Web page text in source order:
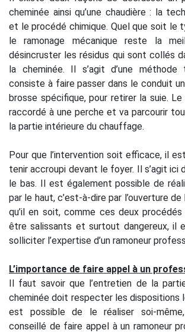
cheminée ainsi qu’une chaudière : la
et le procédé chimique. Quel que soit le
le ramonage mécanique reste la
désincruster les résidus qui sont collés
la cheminée. Il s’agit d’une méthode
consiste à faire passer dans le conduit
brosse spécifique, pour retirer la suie. Le
raccordé à une perche et va parcourir
la partie intérieure du chauffage.
Pour que l’intervention soit efficace, il
tenir accroupi devant le foyer. Il s’agit ici
le bas. Il est également possible de
par le haut, c’est-à-dire par l’ouverture de
qu’il en soit, comme ces deux procédés
être salissants et surtout dangereux, il
solliciter l’expertise d’un ramoneur
L’importance de faire appel à un
Il faut savoir que l’entretien de la
cheminée doit respecter les dispositions
est possible de le réaliser soi-
conseillé de faire appel à un ramoneur